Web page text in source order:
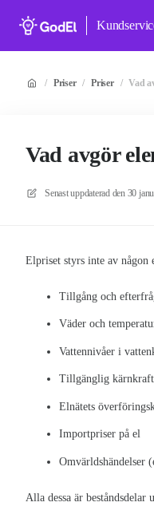
/ Priser / Priser / Vad
Vad avgör
Senast uppdaterad den 30
Elpriset styrs inte av någon
Tillgång och
Väder och
Vattennivåer i
Tillgänglig kärnkraft
Elnätets
Importpriser på el
Omvärldshändelser
Alla dessa är beståndsdelar